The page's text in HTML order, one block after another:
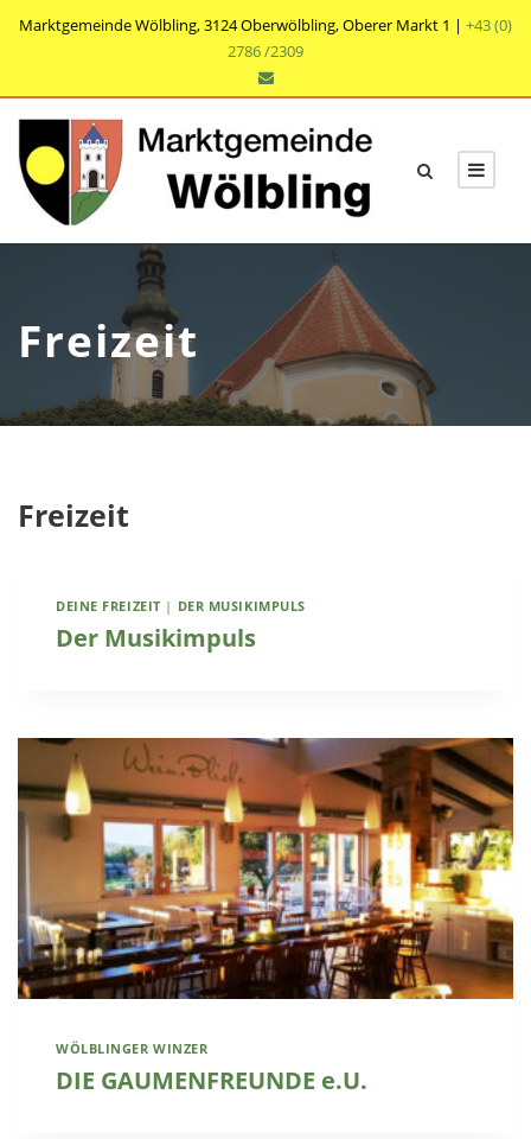
Marktgemeinde Wölbling, 3124 Oberwölbling, Oberer Markt 1 | +43 (0)
2786 /2309
Freizeit
Freizeit
DEINE FREIZEIT| DER MUSIKIMPULS
Der Musikimpuls
WÖLBLINGER WINZER
DIE GAUMENFREUNDE e.U.